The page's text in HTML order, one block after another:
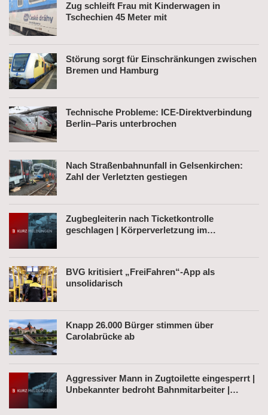
Zug schleift Frau mit Kinderwagen in
Tschechien 45 Meter mit
Störung sorgt für Einschränkungen zwischen
Bremen und Hamburg
Technische Probleme: ICE-Direktverbindung
Berlin–Paris unterbrochen
Nach Straßenbahnunfall in Gelsenkirchen:
Zahl der Verletzten gestiegen
Zugbegleiterin nach Ticketkontrolle
geschlagen | Körperverletzung im
BVG kritisiert „FreiFahren“-App als
unsolidarisch
Knapp 26.000 Bürger stimmen über
Carolabrücke ab
Aggressiver Mann in Zugtoilette eingesperrt |
Unbekannter bedroht Bahnmitarbeiter |